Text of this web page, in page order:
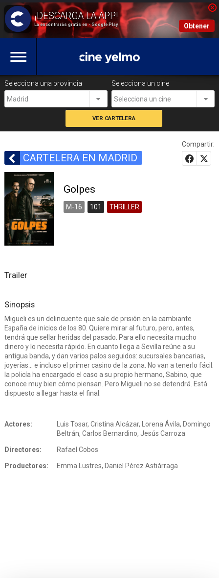
La encontrarás gratis en - Google Play Obtener
Selecciona una provincia
Madrid
Selecciona un cine
Selecciona un cine
CARTELERA EN MADRID
Compartir:
Golpes
M-16 101 THRILLER
Trailer
Sinopsis
Migueli es un delincuente que sale de prisión en la cambiante
España de inicios de los 80. Quiere mirar al futuro, pero, antes,
tendrá que sellar heridas del pasado. Para ello necesita mucho
dinero y lo necesita rápido. En cuanto llega a Sevilla reúne a su
antigua banda, y dan varios palos seguidos: sucursales bancarias,
joyerías… e incluso el primer casino de la zona. No van a tenerlo fácil:
la policía ha encargado el caso a su propio hermano, Sabino, que
conoce muy bien cómo piensan. Pero Migueli no se detendrá. Está
dispuesto a llegar hasta el final.
Actores:
Luis Tosar, Cristina Alcázar, Lorena Ávila, Domingo
Beltrán, Carlos Bernardino, Jesús Carroza
Directores: Rafael Cobos
Productores: Emma Lustres, Daniel Pérez Astiárraga